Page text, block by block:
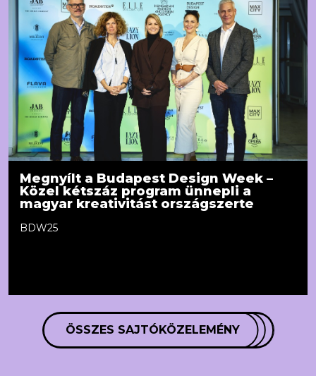
Megnyílt a Budapest Design Week –
Közel kétszáz program ünnepli a
magyar kreativitást országszerte
BDW25
ÖSSZES SAJTÓKÖZELEMÉNY